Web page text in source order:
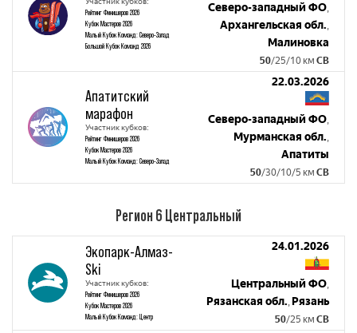
Рейтинг Финишеров 2026
Кубок Мастеров 2026
Малый Кубок Команд: Северо-Запад
Большой Кубок Команд 2026
Северо-западный ФО,
Архангельская обл.,
Малиновка
50/25/10 км СВ
Апатитский
марафон
Участник кубков:
Рейтинг Финишеров 2026
Кубок Мастеров 2026
Малый Кубок Команд: Северо-Запад
22.03.2026
Северо-западный ФО,
Мурманская обл.,
Апатиты
50/30/10/5 км СВ
Регион 6 Центральный
Экопарк-Алмаз-
Ski
Участник кубков:
Рейтинг Финишеров 2026
Кубок Мастеров 2026
Малый Кубок Команд: Центр
24.01.2026
Центральный ФО,
Рязанская обл., Рязань
50/25 км СВ